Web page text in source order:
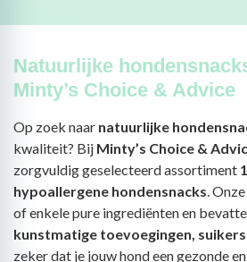
Natuurlijke
Minty’s Choice & Advice
Op zoek naar natuurlijke
kwaliteit? Bij Minty’s Choice &
zorgvuldig geselecteerd assortiment
hypoallergene hondensnacks .
of enkele pure ingrediënten en
kunstmatige toevoegingen,
zeker dat je jouw hond een gezonde